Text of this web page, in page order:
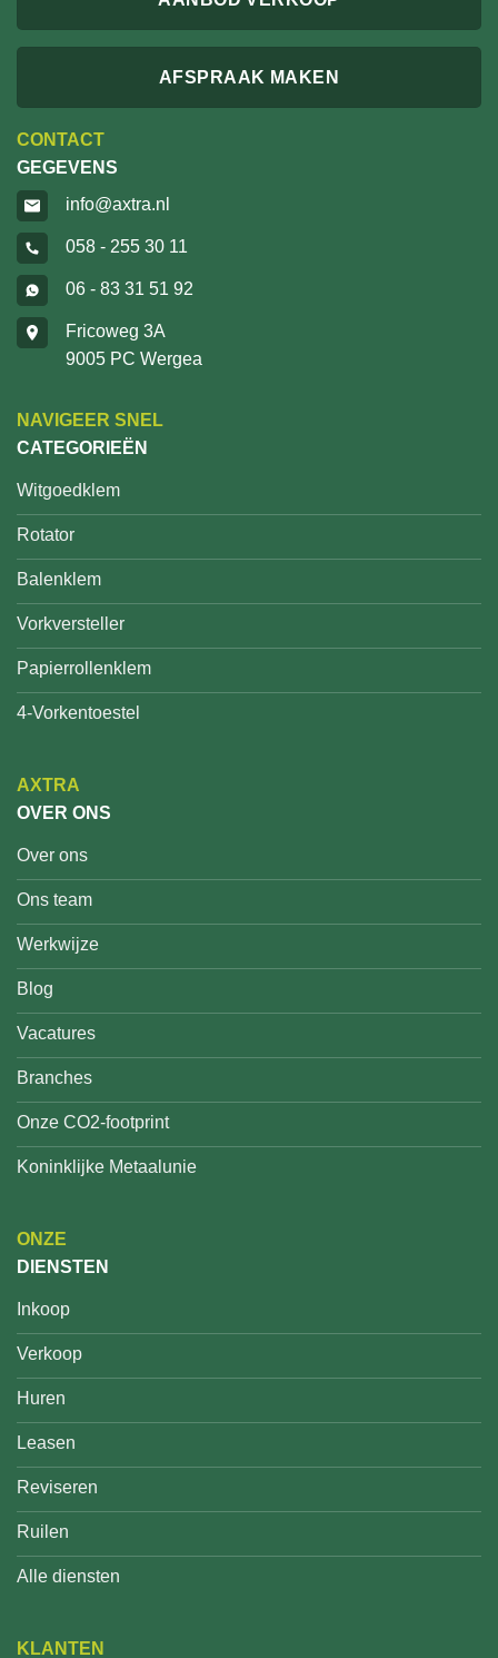
AFSPRAAK MAKEN
CONTACT
GEGEVENS
info@axtra.nl
058 - 255 30 11
06 - 83 31 51 92
Fricoweg 3A
9005 PC Wergea
NAVIGEER SNEL
CATEGORIEËN
Witgoedklem
Rotator
Balenklem
Vorkversteller
Papierrollenklem
4-Vorkentoestel
AXTRA
OVER ONS
Over ons
Ons team
Werkwijze
Blog
Vacatures
Branches
Onze CO2-footprint
Koninklijke Metaalunie
ONZE
DIENSTEN
Inkoop
Verkoop
Huren
Leasen
Reviseren
Ruilen
Alle diensten
KLANTEN